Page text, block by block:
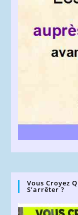
Vous Croyez
S’arrêter ?